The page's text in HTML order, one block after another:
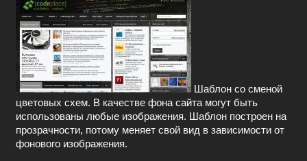
Шаблон со сменой
цветовых схем. В качестве фона сайта могут быть
использованы любые изображения. Шаблон построен на
прозрачности, потому меняет свой вид в зависимости от
фонового изображения.